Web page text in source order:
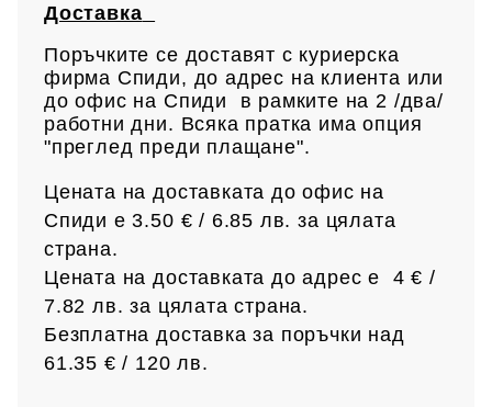
Доставка
Поръчките се доставят с куриерска
фирма Спиди, до адрес на клиента или
до офис на Спиди в рамките на 2 /два/
работни дни. Всяка пратка има опция
"преглед преди плащане".
Цената на доставката до офис на
Спиди е 3.50 € / 6.85 лв.за цялата
страна.
Цената на доставката до адрес е 4 € /
7.82 лв.за цялата страна.
Безплатна доставка за поръчки над
61.35 € / 120 лв.